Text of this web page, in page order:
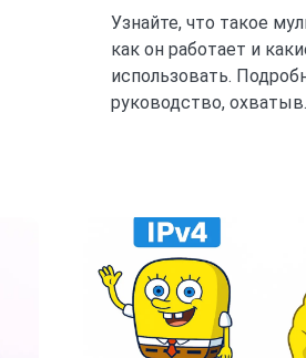
Узнайте, что такое
как он работает и
использовать.
руководство,